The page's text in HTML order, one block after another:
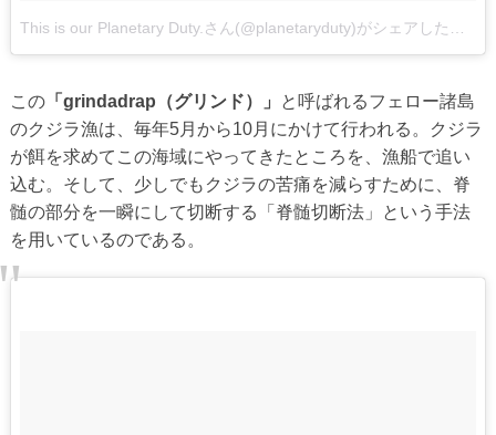
この「grindadrap（グリンド）」
と呼ばれるフェロー諸島
のクジラ漁は、毎年5月から10月にかけて行われる。クジラ
が餌を求めてこの海域にやってきたところを、漁船で追い
込む。そして、少しでもクジラの苦痛を減らすために、脊
髄の部分を一瞬にして切断する「脊髄切断法」という手法
を用いているのである。